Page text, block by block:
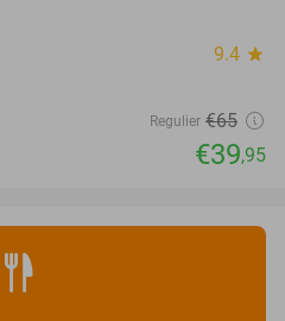
9.4 star
Regulier €65
€39,95